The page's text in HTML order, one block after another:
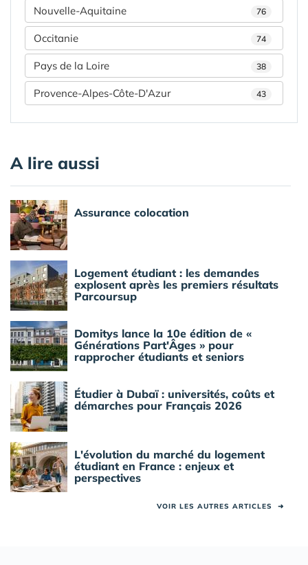
Nouvelle-Aquitaine 76
Occitanie 74
Pays de la Loire 38
Provence-Alpes-Côte-D'Azur 43
A lire aussi
Assurance colocation
Logement étudiant : les demandes
explosent après les premiers résultats
Parcoursup
Domitys lance la 10e édition de «
Générations Part'Âges » pour
rapprocher étudiants et seniors
Étudier à Dubaï : universités, coûts et
démarches pour Français 2026
L'évolution du marché du logement
étudiant en France : enjeux et
perspectives
VOIR LES AUTRES ARTICLES ➜